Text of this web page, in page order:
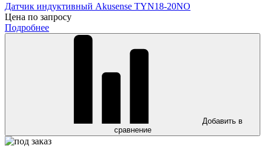
Датчик индуктивный Akusense TYN18-20NO
Цена по запросу
Подробнее
Добавить в
сравнение